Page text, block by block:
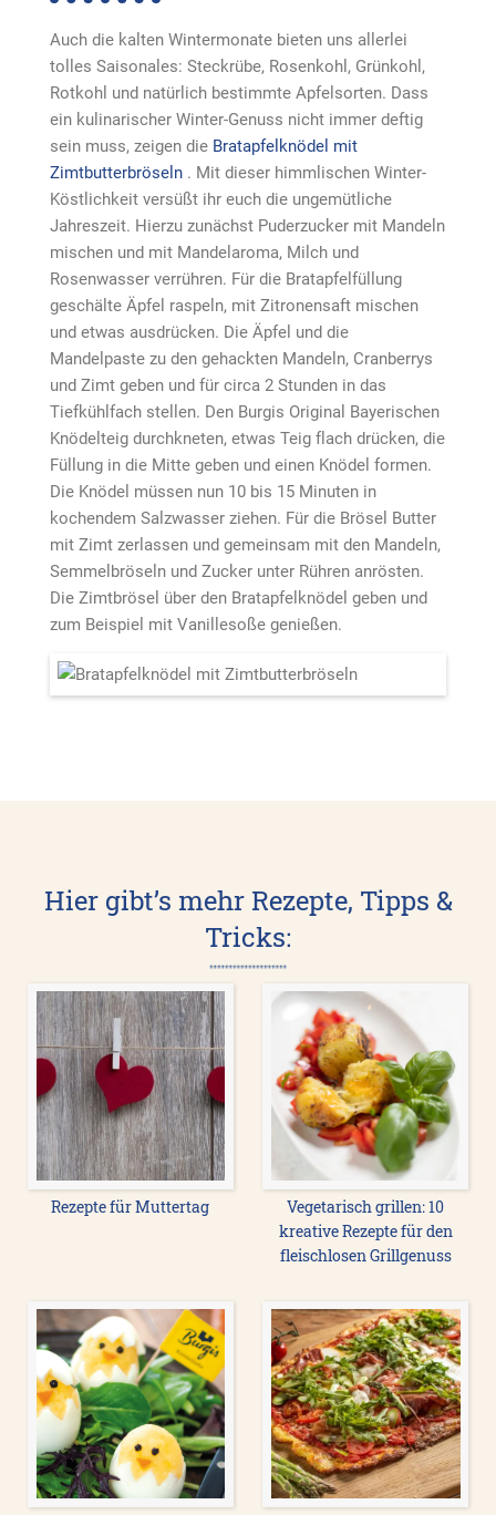
Auch die kalten Wintermonate bieten uns allerlei
tolles Saisonales: Steckrübe, Rosenkohl, Grünkohl,
Rotkohl und natürlich bestimmte Apfelsorten. Dass
ein kulinarischer Winter-Genuss nicht immer deftig
sein muss, zeigen die Bratapfelknödel mit
Zimtbutterbröseln . Mit dieser himmlischen Winter-
Köstlichkeit versüßt ihr euch die ungemütliche
Jahreszeit. Hierzu zunächst Puderzucker mit Mandeln
mischen und mit Mandelaroma, Milch und
Rosenwasser verrühren. Für die Bratapfelfüllung
geschälte Äpfel raspeln, mit Zitronensaft mischen
und etwas ausdrücken. Die Äpfel und die
Mandelpaste zu den gehackten Mandeln, Cranberrys
und Zimt geben und für circa 2 Stunden in das
Tiefkühlfach stellen. Den Burgis Original Bayerischen
Knödelteig durchkneten, etwas Teig flach drücken, die
Füllung in die Mitte geben und einen Knödel formen.
Die Knödel müssen nun 10 bis 15 Minuten in
kochendem Salzwasser ziehen. Für die Brösel Butter
mit Zimt zerlassen und gemeinsam mit den Mandeln,
Semmelbröseln und Zucker unter Rühren anrösten.
Die Zimtbrösel über den Bratapfelknödel geben und
zum Beispiel mit Vanillesoße genießen.
Hier gibt’s mehr Rezepte, Tipps &
Tricks:
Rezepte für Muttertag
Vegetarisch grillen: 10
kreative Rezepte für den
fleischlosen Grillgenuss